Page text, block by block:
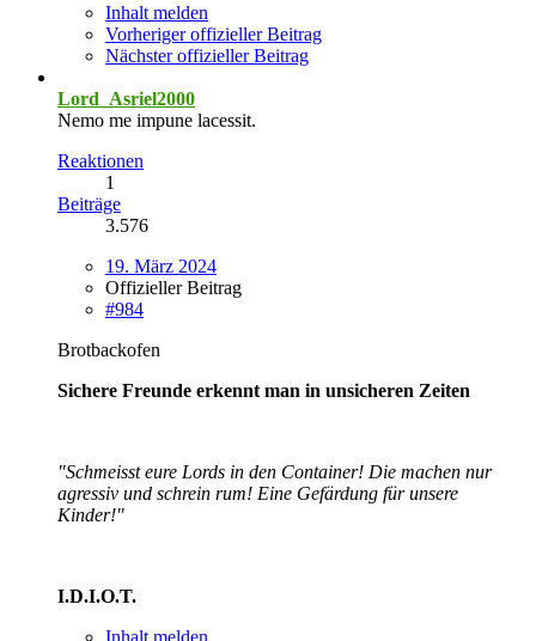
Inhalt melden
Vorheriger offizieller Beitrag
Nächster offizieller Beitrag
Lord_Asriel2000
Nemo me impune lacessit.
Reaktionen
1
Beiträge
3.576
19. März 2024
Offizieller Beitrag
#984
Brotbackofen
Sichere Freunde erkennt man in unsicheren Zeiten
"Schmeisst eure Lords in den Container! Die machen nur
agressiv und schrein rum! Eine Gefärdung für unsere
Kinder!"
I.D.I.O.T.
Inhalt melden